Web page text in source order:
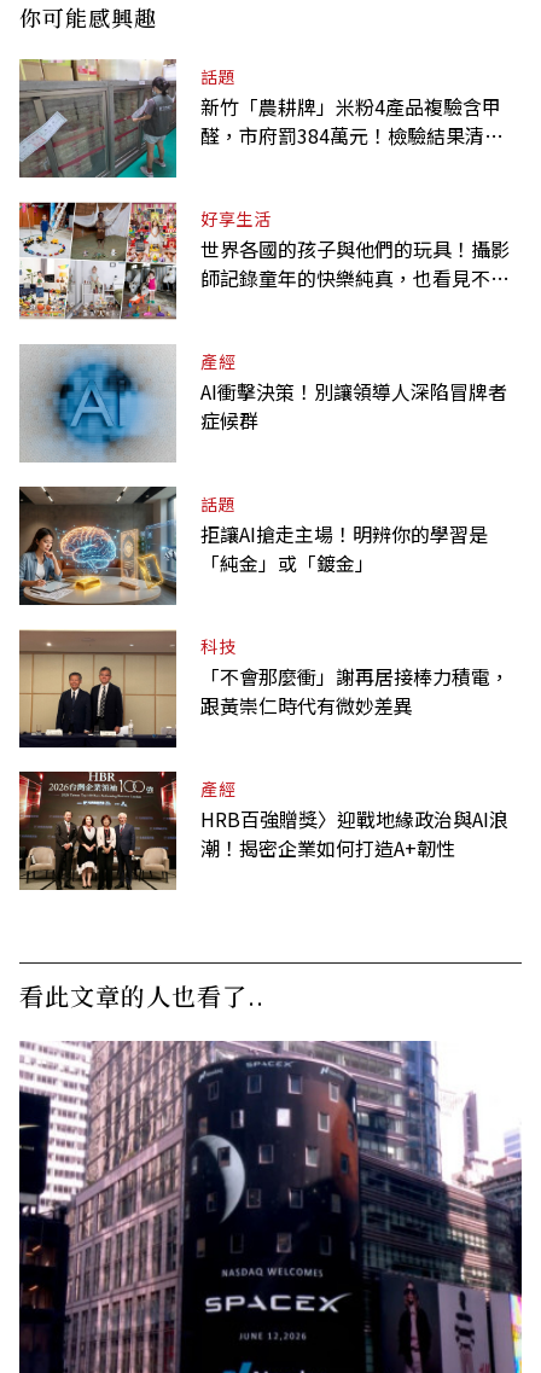
你可能感興趣
話題
新竹「農耕牌」米粉4產品複驗含甲
醛，市府罰384萬元！檢驗結果清單
好享生活
世界各國的孩子與他們的玩具！攝影
師記錄童年的快樂純真，也看見不同
產經
AI衝擊決策！別讓領導人深陷冒牌者
症候群
話題
拒讓AI搶走主場！明辨你的學習是
「純金」或「鍍金」
科技
「不會那麼衝」謝再居接棒力積電，
跟黃崇仁時代有微妙差異
產經
HRB百強贈獎〉迎戰地緣政治與AI浪
潮！揭密企業如何打造A+韌性
看此文章的人也看了..